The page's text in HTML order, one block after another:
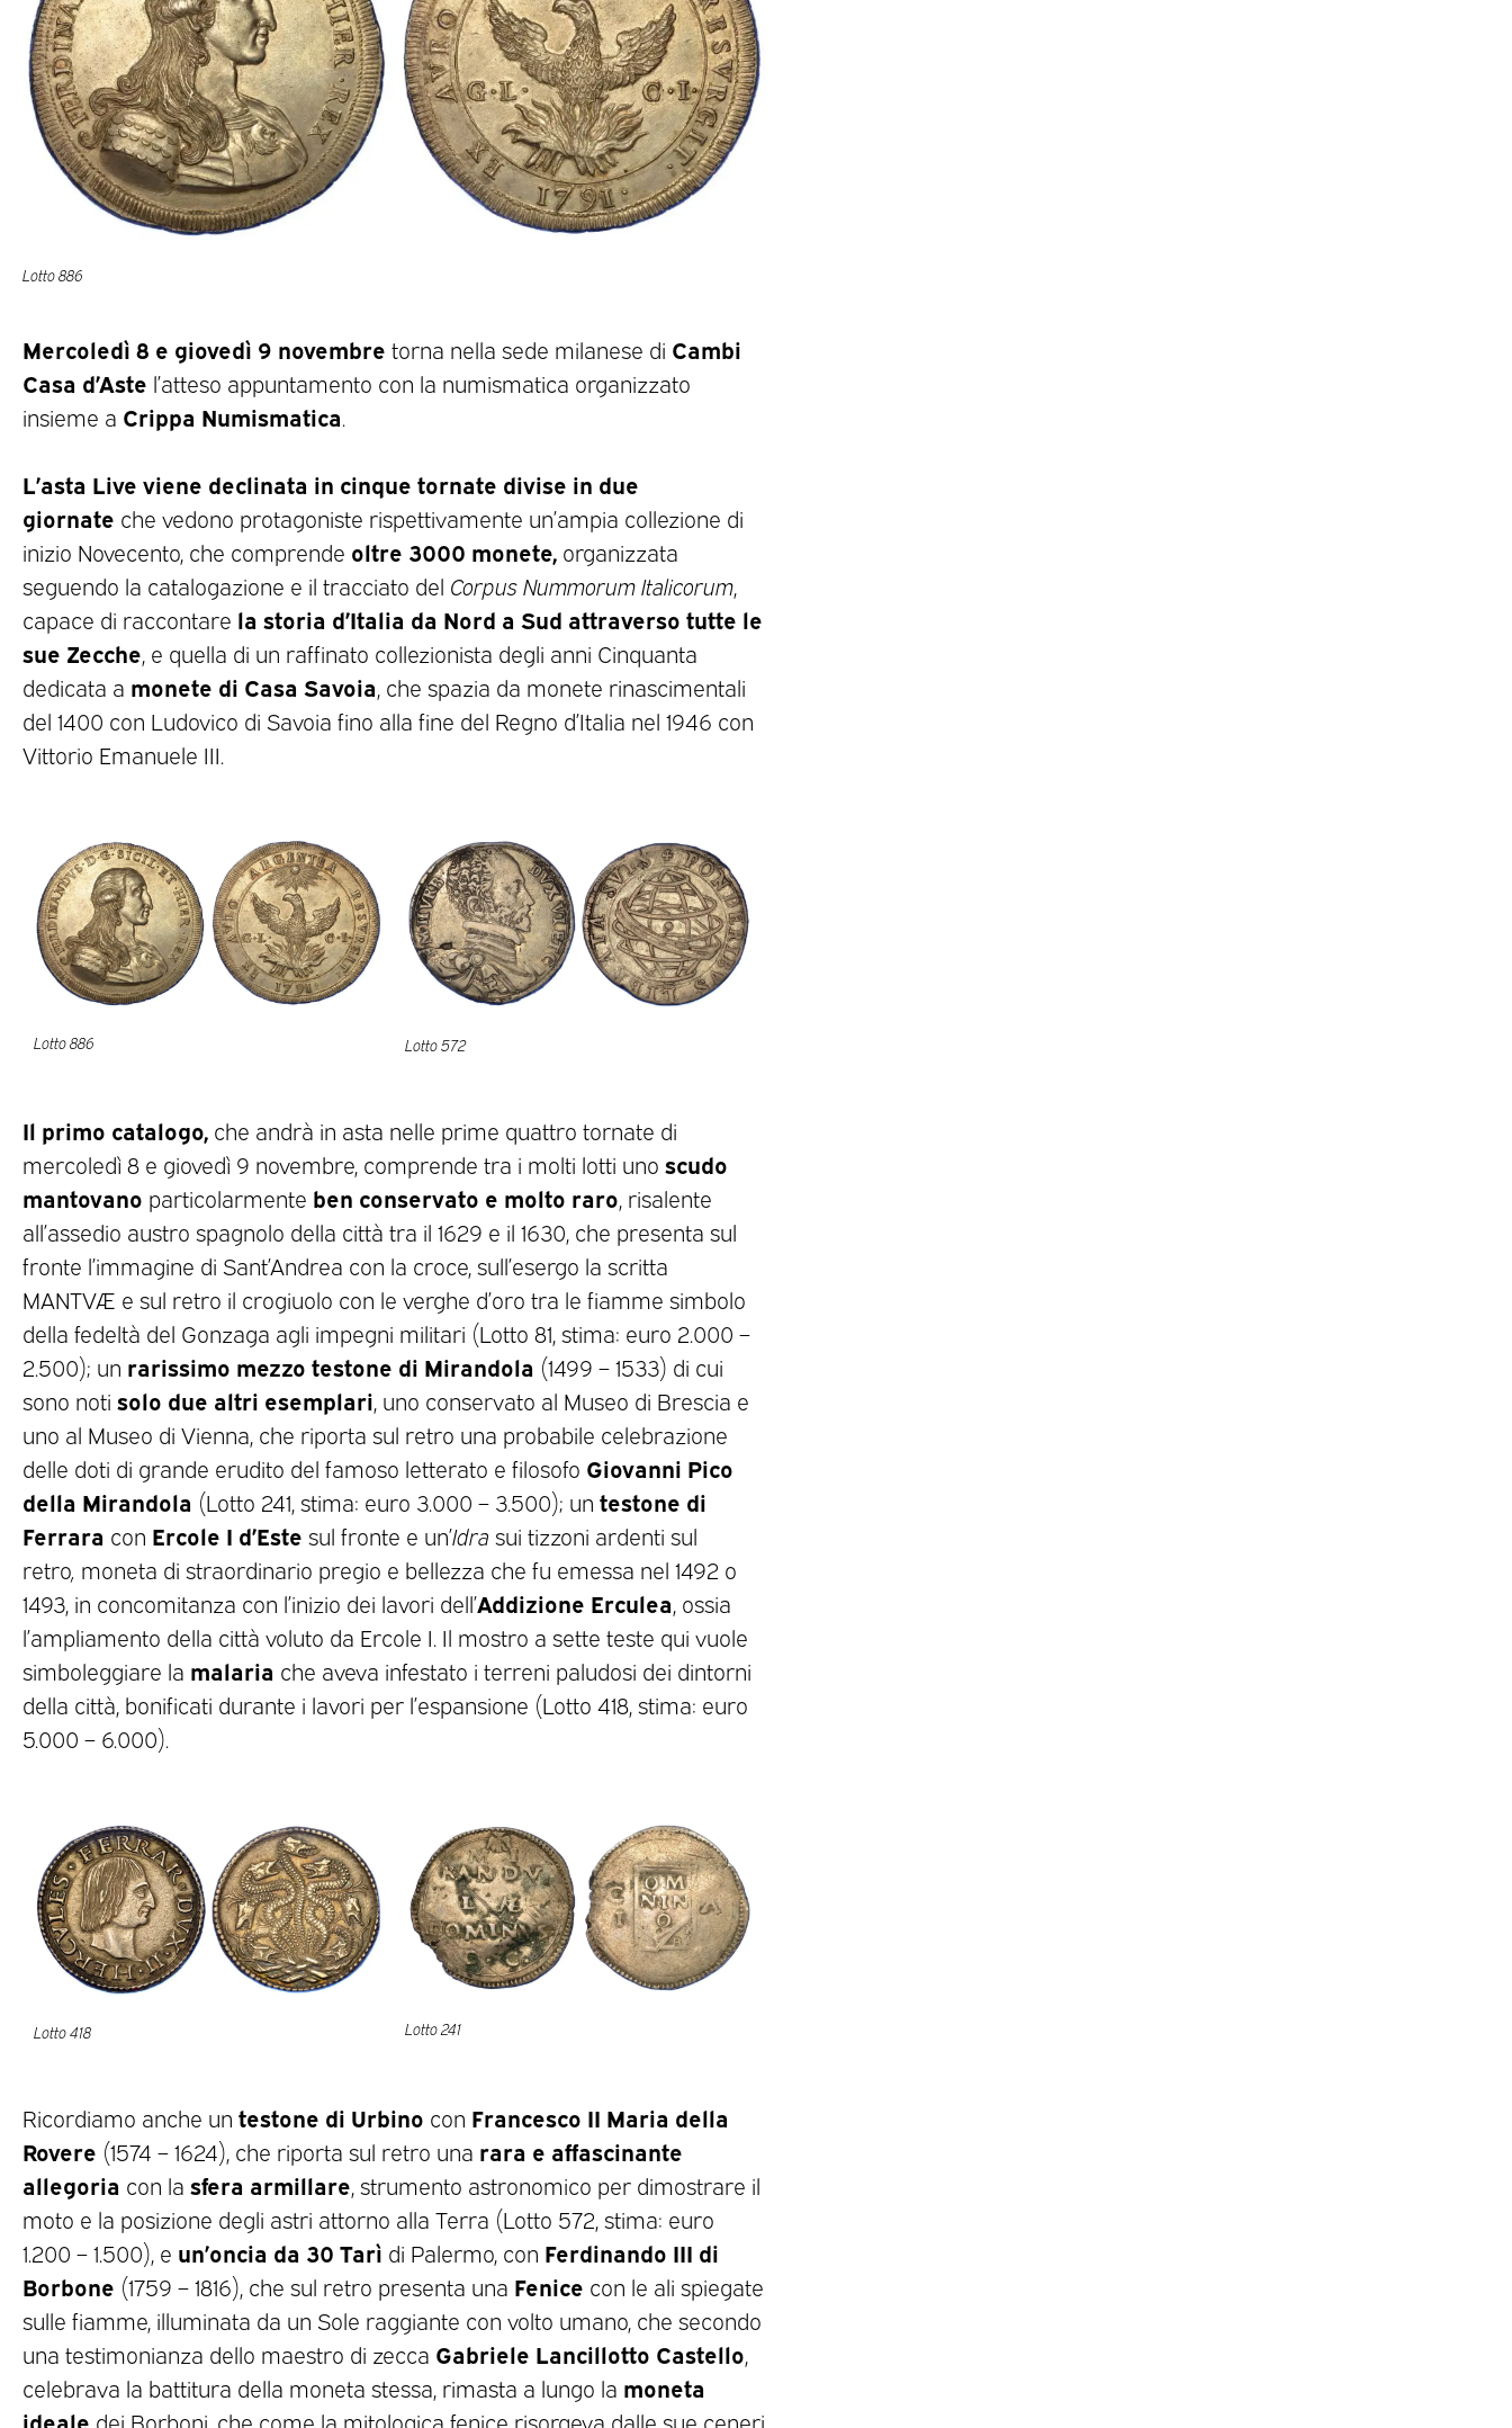
Lotto 886
Mercoledì 8 e giovedì 9 novembre torna nella sede milanese di Cambi
Casa d’Aste l’atteso appuntamento con la numismatica organizzato
insieme a Crippa Numismatica
L’asta Live viene declinata in cinque tornate divise in due
giornate che vedono protagoniste rispettivamente un’ampia collezione di
inizio Novecento, che comprende oltre 3000 monete, organizzata
seguendo la catalogazione e il tracciato del Corpus Nummorum Italicorum
capace di raccontare la storia d’Italia da Nord a Sud attraverso tutte le
sue Zecche , e quella di un raffinato collezionista degli anni Cinquanta
dedicata a monete di Casa Savoia , che spazia da monete rinascimentali
del 1400 con Ludovico di Savoia fino alla fine del Regno d’Italia nel 1946 con
Vittorio Emanuele III.
Lotto 886 Lotto 572
Il primo catalogo, che andrà in asta nelle prime quattro tornate di
mercoledì 8 e giovedì 9 novembre, comprende tra i molti lotti uno scudo
mantovano particolarmente ben conservato e molto raro , risalente
all’assedio austro spagnolo della città tra il 1629 e il 1630, che presenta sul
fronte l’immagine di Sant’Andrea con la croce, sull’esergo la scritta
MANTVÆ e sul retro il crogiuolo con le verghe d’oro tra le fiamme simbolo
della fedeltà del Gonzaga agli impegni militari (Lotto 81, stima: euro 2.000 –
2.500); un rarissimo mezzo testone di Mirandola (1499 – 1533) di cui
sono noti solo due altri esemplari , uno conservato al Museo di Brescia e
uno al Museo di Vienna, che riporta sul retro una probabile celebrazione
delle doti di grande erudito del famoso letterato e filosofo Giovanni Pico
della Mirandola (Lotto 241, stima: euro 3.000 – 3.500); un testone di
Ferrara con Ercole I d’Este sul fronte e un’Idra sui tizzoni ardenti sul
retro moneta di straordinario pregio e bellezza che fu emessa nel 1492 o
1493, in concomitanza con l’inizio dei lavori dell’Addizione Erculea , ossia
l’ampliamento della città voluto da Ercole I. Il mostro a sette teste qui vuole
simboleggiare la malaria che aveva infestato i terreni paludosi dei dintorni
della città, bonificati durante i lavori per l’espansione (Lotto 418, stima: euro
5.000 – 6.000).
Lotto 418 Lotto 241
Ricordiamo anche un testone di Urbino con Francesco II Maria della
Rovere (1574 – 1624), che riporta sul retro una rara e affascinante
allegoria con la sfera armillare, strumento astronomico per dimostrare il
moto e la posizione degli astri attorno alla Terra (Lotto 572, stima: euro
1.200 – 1.500), e un’oncia da 30 Tarì di Palermo, con Ferdinando III di
Borbone (1759 – 1816), che sul retro presenta una Fenice con le ali spiegate
sulle fiamme, illuminata da un Sole raggiante con volto umano, che secondo
una testimonianza dello maestro di zecca Gabriele Lancillotto Castello,
celebrava la battitura della moneta stessa, rimasta a lungo la moneta
ideale dei Borboni, che come la mitologica fenice risorgeva dalle sue ceneri